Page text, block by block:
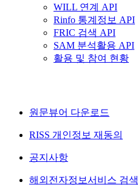
WILL 연계 API
Rinfo 통계정보 API
FRIC 검색 API
SAM 분석활용 API
활용 및 참여 현황
원문뷰어 다운로드
RISS 개인정보 재동의
공지사항
해외전자정보서비스 검색